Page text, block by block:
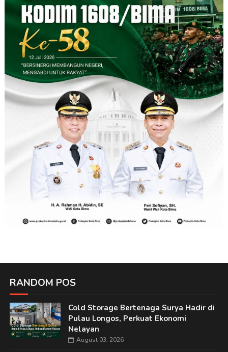
RANDOM POS
Cold Storage Bertenaga Surya Hadir di
Pulau Longos, Perkuat Ekonomi
Nelayan
August 03, 2026